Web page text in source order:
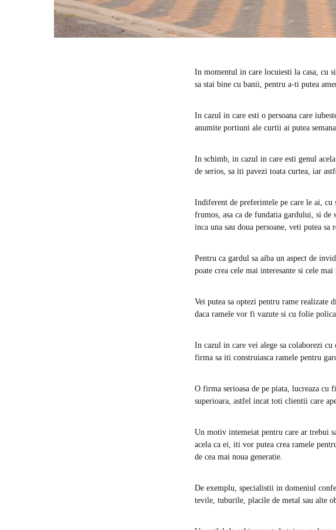
In momentul in care locuiesti la casa, cu
sa stai bine cu banii, pentru a-ti putea
In cazul in care esti o persoana care
anumite portiuni ale curtii ai putea
In schimb, in cazul in care esti genul
de serios, sa iti pavezi toata curtea, iar
Indiferent de preferintele pe care le ai, cu
frumos, asa ca de fundatia gardului, si de
inca una sau doua persoane, veti putea
Pentru ca gardul sa aiba un aspect de
poate crea cele mai interesante si cele mai
Vei putea sa optezi pentru rame
daca ramele vor fi vazute si cu folie
In cazul in care vei alege sa colaborezi cu
firma sa iti construiasca ramele pentru
O firma serioasa de pe piata, lucreaza cu
superioara, astfel incat toti clientii care
Un motiv intemeiat pentru care ar trebui
acela ca ei, iti vor putea crea ramele
de cea mai noua generatie.
De exemplu, specialistii in domeniul
tevile, tuburile, placile de metal sau alte